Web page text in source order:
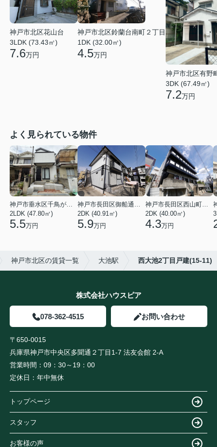
神戸市北区花山台
3LDK (73.43㎡)
7.6万円
神戸市北区鈴蘭台南町２丁目
1DK (32.00㎡)
4.5万円
神戸市北区有野
3DK (67.49㎡)
7.2万円
よく見られている物件
2LDK (47.80㎡)
5.5万円
2DK (40.91㎡)
5.9万円
2DK (40.00㎡)
4.3万円
神戸市北区の賃貸一覧 大池駅 西大池2丁目戸建(15-11)
株式会社ハウスピア
078-362-4515 お問い合わせ
〒650-0015
兵庫県神戸市中央区多聞通２丁目1-7 法友会館 2-A
営業時間： 09：30～19：00
定休日： 年中無休
トップページ
スタッフ
お客様の声